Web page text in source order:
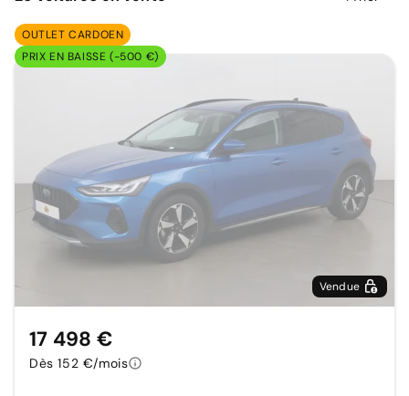
OUTLET CARDOEN
PRIX EN BAISSE (-500 €)
Vendue
17 498 €
Dès 152 €/mois